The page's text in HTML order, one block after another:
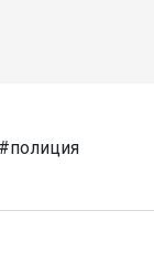
#полиция